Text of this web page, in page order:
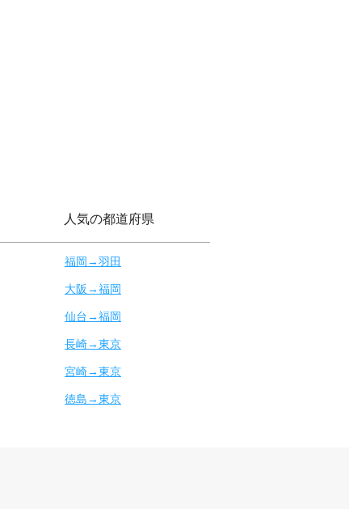
人気の都道府県
福岡→羽田
大阪→福岡
仙台→福岡
長崎→東京
宮崎→東京
徳島→東京